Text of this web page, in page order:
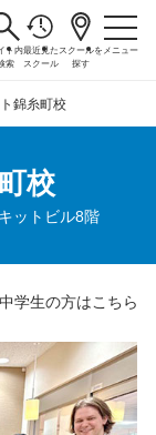
ト内
索
最近見た
スクール
スクールを
探す
メニュー
錦糸町校
校
ットビル8階
学生の方はこちら